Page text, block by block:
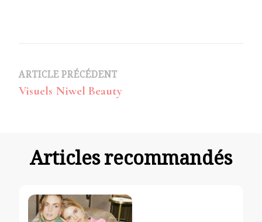
Navigation
d’article
ARTICLE PRÉCÉDENT
Visuels Niwel Beauty
Articles recommandés